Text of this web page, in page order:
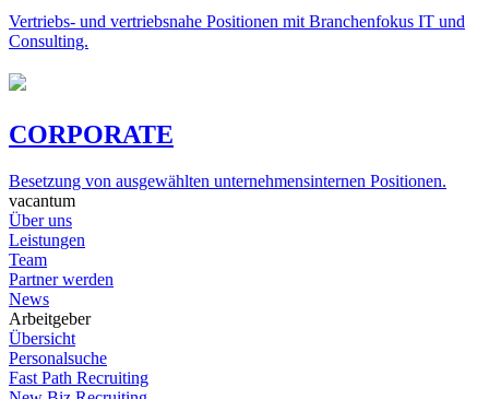
Vertriebs- und vertriebsnahe Positionen mit Branchenfokus IT und
Consulting.
CORPORATE
Besetzung von ausgewählten unternehmensinternen Positionen.
vacantum
Über uns
Leistungen
Team
Partner werden
News
Arbeitgeber
Übersicht
Personalsuche
Fast Path Recruiting